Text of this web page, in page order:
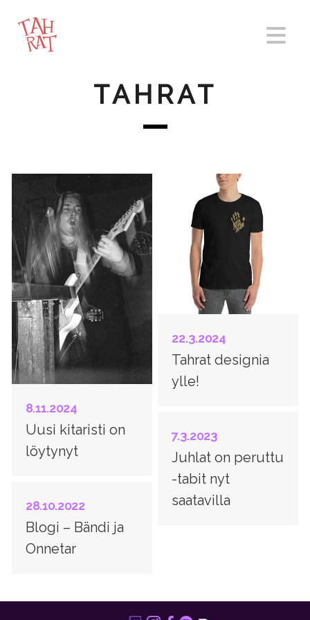
TAHRAT
8.11.2024
Uusi kitaristi on
löytynyt
22.3.2024
Tahrat designia
ylle!
7.3.2023
Juhlat on peruttu
-tabit nyt
saatavilla
28.10.2022
Blogi – Bändi ja
Onnetar